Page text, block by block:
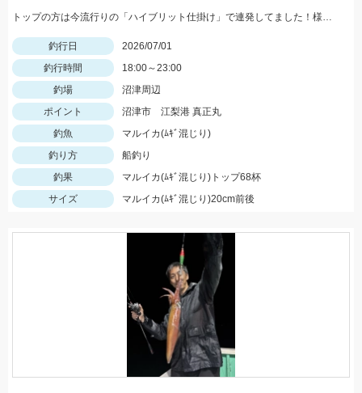
トップの方は今流行りの「ハイブリット仕掛け」で連発してました！様々な仕掛けで楽しめる時期ですのでぜひ皆様もチャレンジしてみて下さい！
釣行日
2026/07/01
釣行時間
18:00～23:00
釣場
沼津周辺
ポイント
沼津市 江梨港 真正丸
釣魚
マルイカ(ﾑｷﾞ混じり)
釣り方
船釣り
釣果
マルイカ(ﾑｷﾞ混じり)トップ68杯
サイズ
マルイカ(ﾑｷﾞ混じり)20cm前後